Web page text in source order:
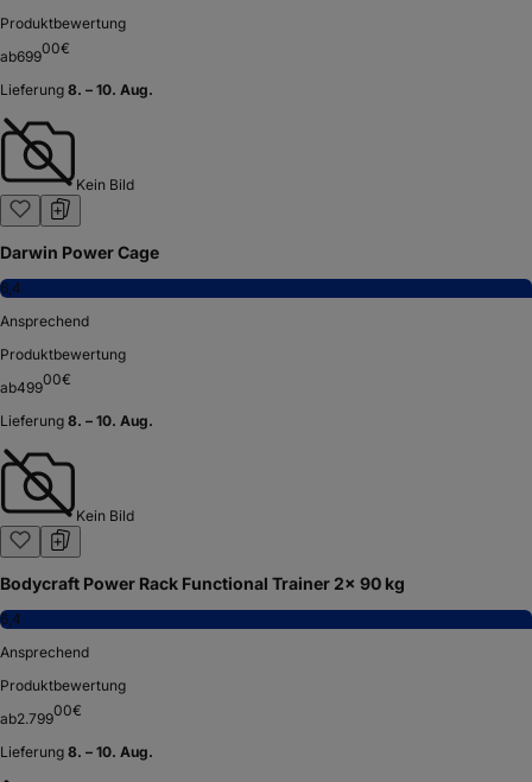
Produktbewertung
ab69900€
Lieferung 8. – 10. Aug.
Kein Bild
Darwin Power Cage
6,4
Ansprechend
Produktbewertung
ab49900€
Lieferung 8. – 10. Aug.
Kein Bild
Bodycraft Power Rack Functional Trainer 2x 90 kg
6,4
Ansprechend
Produktbewertung
ab2.79900€
Lieferung 8. – 10. Aug.